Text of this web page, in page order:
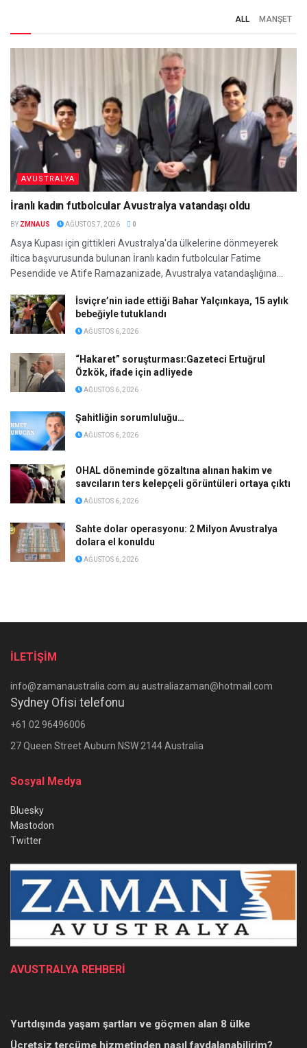
ALL MANŞET
AVUSTRALYA
İranlı kadın futbolcular Avustralya vatandaşı oldu
BY ZMNAUS AĞUSTOS 7, 2026 0
Asya Kupası için gittikleri Avustralya'da ülkelerine dönmeyerek
iltica başvurusunda bulunan İranlı kadın futbolcular Fatime
Pesendide ve Atife Ramazanizade, Avustralya vatandaşlığına...
İsviçre’nin iade ettiği Bahar Yalçınkaya, 15 aylık
bebeğiyle tutuklandı
AĞUSTOS 6, 2026
“Hakaret” soruşturması:Gazeteci Ertuğrul
Özkök, ifade için adliyede
AĞUSTOS 6, 2026
Şahitliğin sorumluluğu…
AĞUSTOS 6, 2026
OHAL döneminde gözaltına alınan hakim ve
savcıların ters kelepçeli görüntüleri ortaya çıktı
AĞUSTOS 6, 2026
Sahte dolar operasyonu: 2 Milyon Avustralya
dolara el konuldu
AĞUSTOS 6, 2026
İLETİŞİM
info@zamanaustralia.com.au australiazaman@hotmail.com
Sydney Ofisi telefonu
+61 02 96496006
27 Queen Street Auburn NSW 2144 Australia
Sosyal Medya
Bluesky
Mastodon
Twitter
AVUSTRALYA REHBERİ
Yurtdışında yaşam şartları ve göçmen alan 8 ülke
Ücretsiz tercüme hizmetinden nasıl faydalanabilirim?